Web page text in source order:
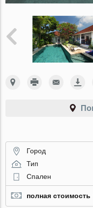
Город
Тип
Спален
полная стоимость